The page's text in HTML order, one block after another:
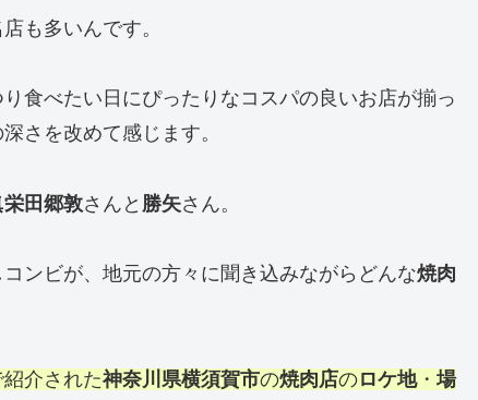
も多いんです。
食べたい日にぴったりなコスパの良いお店が揃っ
さを改めて感じます。
栄田郷敦さんと 勝矢さん。
ンビが、地元の方々に聞き込みながらどんな焼肉
紹介された神奈川県横須賀市の焼肉店のロケ地・場